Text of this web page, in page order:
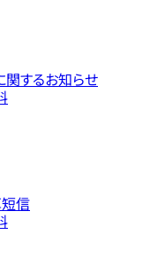
するお知らせ
信